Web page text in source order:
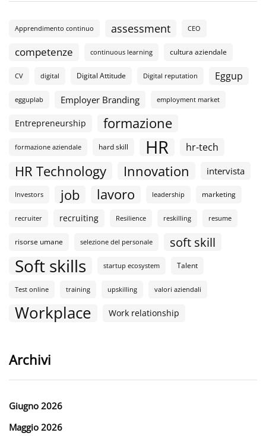
Apprendimento continuo assessment CEO
competenze continuous learning cultura aziendale
CV digital Digital Attitude Digital reputation Eggup
egguplab Employer Branding employment market
Entrepreneurship formazione
formazione aziendale hard skill HR hr-tech
HR Technology Innovation intervista
Investors job lavoro leadership marketing
recruiter recruiting Resilience reskilling resume
risorse umane selezione del personale soft skill
Soft skills startup ecosystem Talent
Test online training upskilling valori aziendali
Workplace Work relationship
Archivi
Giugno 2026
Maggio 2026